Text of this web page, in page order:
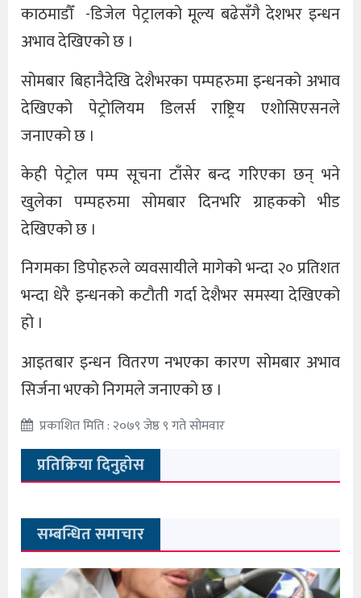
काठमाडौँ -डिजेल पेट्रालको मूल्य बढेसँगै देशभर इन्धन
अभाव देखिएको छ ।
सोमबार बिहानैदेखि देशैभरका पम्पहरुमा इन्धनको अभाव
देखिएको पेट्रोलियम डिलर्स राष्ट्रिय एशोसिएसनले
जनाएको छ ।
केही पेट्रोल पम्प सूचना टाँसेर बन्द गरिएका छन् भने
खुलेका पम्पहरुमा सोमबार दिनभरि ग्राहकको भीड
देखिएको छ ।
निगमका डिपोहरुले व्यवसायीले मागेको भन्दा २० प्रतिशत
भन्दा धेरै इन्धनको कटौती गर्दा देशैभर समस्या देखिएको
हो ।
आइतबार इन्धन वितरण नभएका कारण सोमबार अभाव
सिर्जना भएको निगमले जनाएको छ ।
प्रकाशित मिति : २०७९ जेष्ठ ९ गते सोमवार
प्रतिक्रिया दिनुहोस
सम्बन्धित समाचार